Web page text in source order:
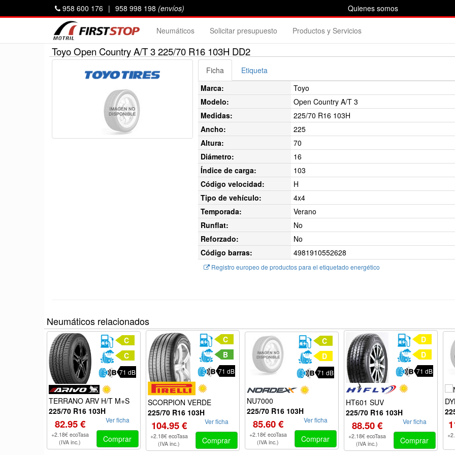
Quienes somos
958 600 176 | 958 998 198 (envíos)
Neumáticos Solicitar presupuesto Productos y Servicios
Toyo Open Country A/T 3 225/70 R16 103H DD2
Ficha
Etiqueta
Marca:
Toyo
Modelo:
Open Country A/T 3
Medidas:
225/70 R16 103H
Ancho:
225
Altura:
70
Diámetro:
16
Índice de carga:
103
Código velocidad:
H
Tipo de vehículo:
4x4
Temporada:
Verano
Runflat:
No
Reforzado:
No
Código barras:
4981910552628
Registro europeo de productos para el etiquetado energético
Neumáticos relacionados
C
C
71 dB
TERRANO ARV H/T M+S
225/70 R16 103H
82.95 €
+2.18€ ecoTasa
(IVA inc.)
Ver ficha
Comprar
C
B
71 dB
SCORPION VERDE
225/70 R16 103H
104.95 €
+2.18€ ecoTasa
(IVA inc.)
Ver ficha
Comprar
C
D
71 dB
NU7000
225/70 R16 103H
85.60 €
+2.18€ ecoTasa
(IVA inc.)
Ver ficha
Comprar
D
D
71 dB
HT601 SUV
225/70 R16 103H
88.50 €
+2.18€ ecoTasa
(IVA inc.)
Ver ficha
Comprar